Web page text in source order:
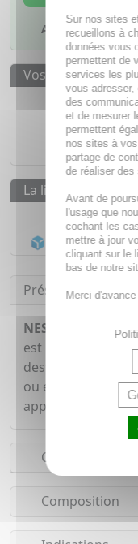
Ajouter à mes
Vos avantages
Des prix
Paiement
Paiement en
La livraison
Livraison
Présentation
NESTLE
est une boisson
destinée aux
ou en voie de
apporte 600kcal
Conseils
Composition
Sur nos sites
recueillons à
données vous
permettent de
services les
vous adresser,
des
et de mesurer
permettent
nos sites à
partage de
de réaliser
Avant de
l'usage que
cochant les
mettre à jour
cliquant sur le
bas de notre
Merci